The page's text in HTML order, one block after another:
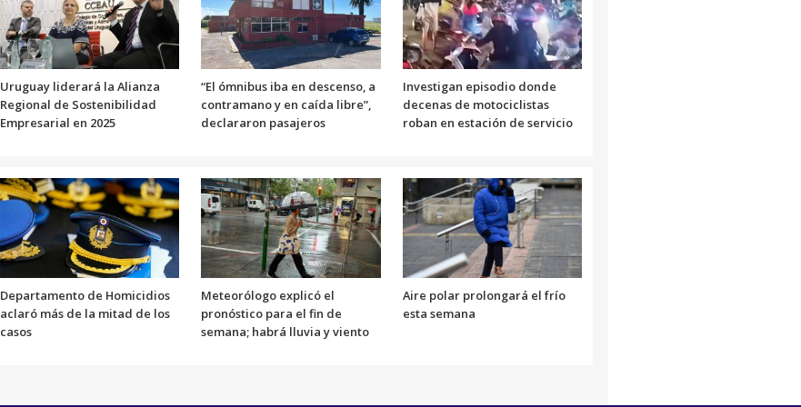
Uruguay liderará la Alianza
Regional de Sostenibilidad
Empresarial en 2025
“El ómnibus iba en descenso, a
contramano y en caída libre”,
declararon pasajeros
Investigan episodio donde
decenas de motociclistas
roban en estación de servicio
Departamento de Homicidios
aclaró más de la mitad de los
casos
Meteorólogo explicó el
pronóstico para el fin de
semana; habrá lluvia y viento
Aire polar prolongará el frío
esta semana